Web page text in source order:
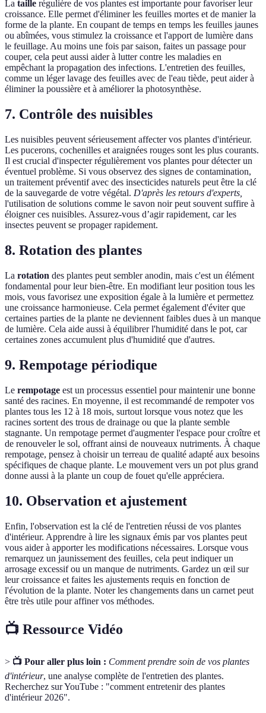
La taille régulière de vos plantes est importante pour favoriser leur
croissance. Elle permet d'éliminer les feuilles mortes et de manier la
forme de la plante. En coupant de temps en temps les feuilles jaunes
ou abîmées, vous stimulez la croissance et l'apport de lumière dans
le feuillage. Au moins une fois par saison, faites un passage pour
couper, cela peut aussi aider à lutter contre les maladies en
empêchant la propagation des infections. L'entretien des feuilles,
comme un léger lavage des feuilles avec de l'eau tiède, peut aider à
éliminer la poussière et à améliorer la photosynthèse.
7. Contrôle des nuisibles
Les nuisibles peuvent sérieusement affecter vos plantes d'intérieur.
Les pucerons, cochenilles et araignées rouges sont les plus courants.
Il est crucial d'inspecter régulièrement vos plantes pour détecter un
éventuel problème. Si vous observez des signes de contamination,
un traitement préventif avec des insecticides naturels peut être la clé
de la sauvegarde de votre végétal. D'après les retours d'experts,
l'utilisation de solutions comme le savon noir peut souvent suffire à
éloigner ces nuisibles. Assurez-vous d’agir rapidement, car les
insectes peuvent se propager rapidement.
8. Rotation des plantes
La rotation des plantes peut sembler anodin, mais c'est un élément
fondamental pour leur bien-être. En modifiant leur position tous les
mois, vous favorisez une exposition égale à la lumière et permettez
une croissance harmonieuse. Cela permet également d'éviter que
certaines parties de la plante ne deviennent faibles dues à un manque
de lumière. Cela aide aussi à équilibrer l'humidité dans le pot, car
certaines zones accumulent plus d'humidité que d'autres.
9. Rempotage périodique
Le rempotage est un processus essentiel pour maintenir une bonne
santé des racines. En moyenne, il est recommandé de rempoter vos
plantes tous les 12 à 18 mois, surtout lorsque vous notez que les
racines sortent des trous de drainage ou que la plante semble
stagnante. Un rempotage permet d'augmenter l'espace pour croître et
de renouveler le sol, offrant ainsi de nouveaux nutriments. À chaque
rempotage, pensez à choisir un terreau de qualité adapté aux besoins
spécifiques de chaque plante. Le mouvement vers un pot plus grand
donne aussi à la plante un coup de fouet qu'elle appréciera.
10. Observation et ajustement
Enfin, l'observation est la clé de l'entretien réussi de vos plantes
d'intérieur. Apprendre à lire les signaux émis par vos plantes peut
vous aider à apporter les modifications nécessaires. Lorsque vous
remarquez un jaunissement des feuilles, cela peut indiquer un
arrosage excessif ou un manque de nutriments. Gardez un œil sur
leur croissance et faites les ajustements requis en fonction de
l'évolution de la plante. Noter les changements dans un carnet peut
être très utile pour affiner vos méthodes.
📺 Ressource Vidéo
> 📺 Pour aller plus loin : Comment prendre soin de vos plantes
d'intérieur, une analyse complète de l'entretien des plantes.
Recherchez sur YouTube : "comment entretenir des plantes
d'intérieur 2026".